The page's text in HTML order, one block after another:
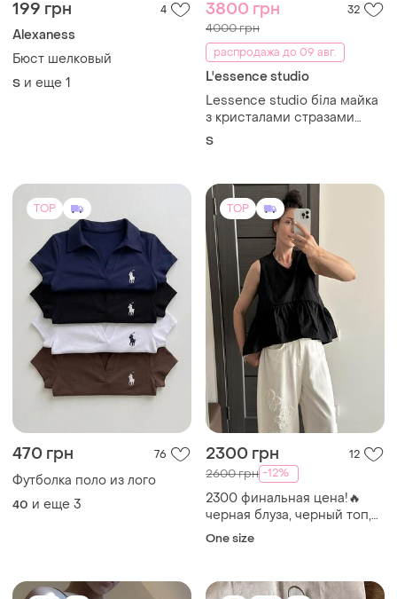
199 грн 4
Alexaness
Бюст шелковый
S и еще 1
3800 грн 32
4000 грн
распродажа до 09 авг.
L'essence studio
Lessence studio біла майка
з кристалами стразами
футболка топ лесенс tank
S
TOP
470 грн 76
Футболка поло из лого
40 и еще 3
TOP
2300 грн 12
2600 грн -12%
2300 финальная цена!🔥
черная блуза, черный топ,
рубашка с баской, корея
One size